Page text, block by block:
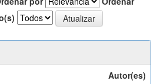
Autor(es)